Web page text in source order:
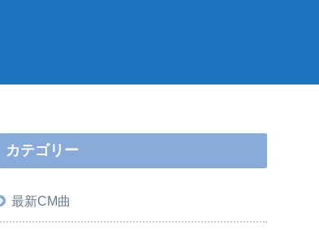
カテゴリー
最新CM曲